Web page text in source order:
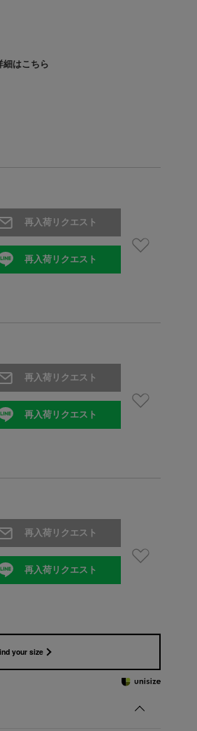
細はこちら
再入荷リクエスト
再入荷リクエスト
再入荷リクエスト
再入荷リクエスト
再入荷リクエスト
再入荷リクエスト
your size